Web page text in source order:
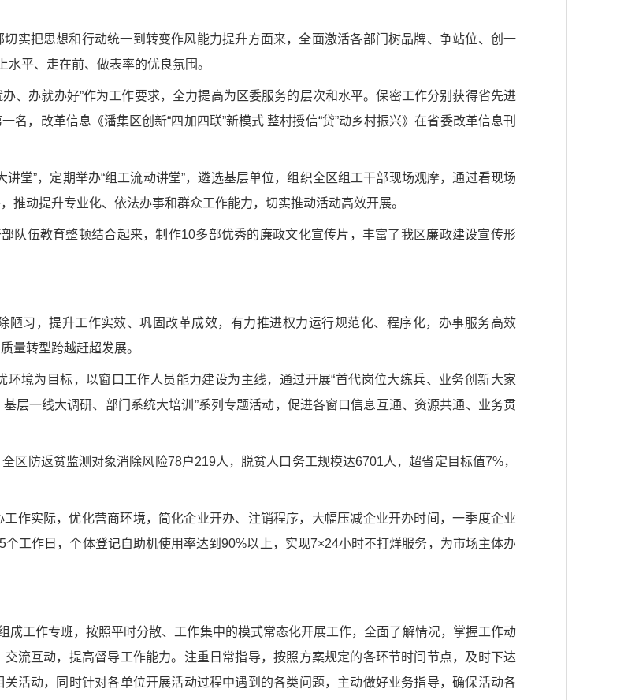
实把思想和行动统一到转变作风能力提升方面来，全面激活各部门树品牌、争站位、创一
平、走在前、做表率的优良氛围。
、办就办好”作为工作要求，全力提高为区委服务的层次和水平。保密工作分别获得省先进
，改革信息《潘集区创新“四加四联”新模式 整村授信“贷”动乡村振兴》在省委改革信息刊
堂”，定期举办“组工流动讲堂”，遴选基层单位，组织全区组工干部现场观摩，通过看现场
动提升专业化、依法办事和群众工作能力，切实推动活动高效开展。
队伍教育整顿结合起来，制作10多部优秀的廉政文化宣传片，丰富了我区廉政建设宣传形
陋习，提升工作实效、巩固改革成效，有力推进权力运行规范化、程序化，办事服务高效
量转型跨越赶超发展。
境为目标，以窗口工作人员能力建设为主线，通过开展“首代岗位大练兵、业务创新大家
层一线大调研、部门系统大培训”系列专题活动，促进各窗口信息互通、资源共通、业务贯
区防返贫监测对象消除风险78户219人，脱贫人口务工规模达6701人，超省定目标值7%，
作实际，优化营商环境，简化企业开办、注销程序，大幅压减企业开办时间，一季度企业
工作日，个体登记自助机使用率达到90%以上，实现7×24小时不打烊服务，为市场主体办
成工作专班，按照平时分散、工作集中的模式常态化开展工作，全面了解情况，掌握工作动
流互动，提高督导工作能力。注重日常指导，按照方案规定的各环节时间节点，及时下达
活动，同时针对各单位开展活动过程中遇到的各类问题，主动做好业务指导，确保活动各